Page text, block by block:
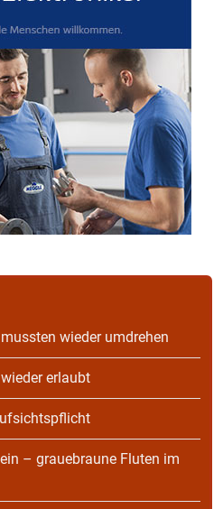
wieder umdrehen
erlaubt
– grauebraune Fluten im